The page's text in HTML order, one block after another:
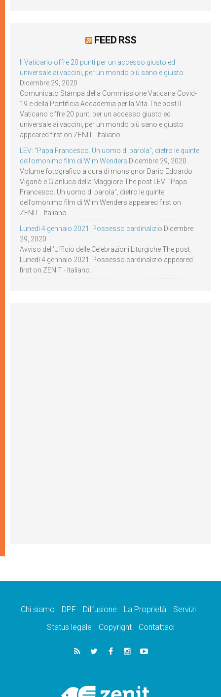
FEED RSS
Il Vaticano offre 20 punti per un accesso giusto ed
universale ai vaccini, per un mondo più sano e giusto
Dicembre 29, 2020
Comunicato Stampa della Commissione Vaticana Covid-
19 e della Pontificia Accademia per la Vita The post Il
Vaticano offre 20 punti per un accesso giusto ed
universale ai vaccini, per un mondo più sano e giusto
appeared first on ZENIT - Italiano.
LEV: “Papa Francesco. Un uomo di parola”, dietro le quinte
dell’omonimo film di Wim Wenders Dicembre 29, 2020
Volume fotografico a cura di monsignor Dario Edoardo
Viganò e Gianluca della Maggiore The post LEV: “Papa
Francesco. Un uomo di parola”, dietro le quinte
dell’omonimo film di Wim Wenders appeared first on
ZENIT - Italiano.
Lunedì 4 gennaio 2021: Possesso cardinalizio Dicembre
29, 2020
Avviso dell’Ufficio delle Celebrazioni Liturgiche The post
Lunedì 4 gennaio 2021: Possesso cardinalizio appeared
first on ZENIT - Italiano.
Chi siamo DPF Diffusione La Proprietà
Servizi
Status legale
Copyright Contattaci